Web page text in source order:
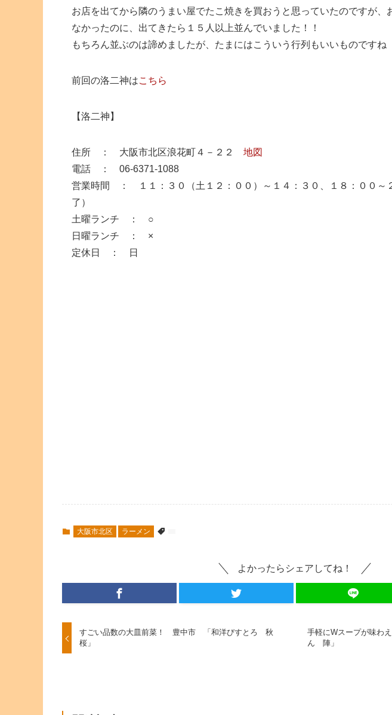
お店を出てから隣のうまい屋でたこ焼きを買おうと思っていたのですが、
なかったのに、出てきたら１５人以上並んでいました！！
もちろん並ぶのは諦めましたが、たまにはこういう行列もいいものですね
前回の洛二神はこちら
【洛二神】
住所 ： 大阪市北区浪花町４－２２ 地図
電話 ： 06-6371-1088
営業時間 ： １１：３０（土１２：００）～１４：３０、１８：００～
了）
土曜ランチ ： ○
日曜ランチ ： ×
定休日 ： 日
大阪市北区 ラーメン
よかったらシェアしてね！
すごい品数の大皿前菜！ 豊中市 「和洋びすとろ 秋
桜」
手軽にWスープが味
ん 陣」